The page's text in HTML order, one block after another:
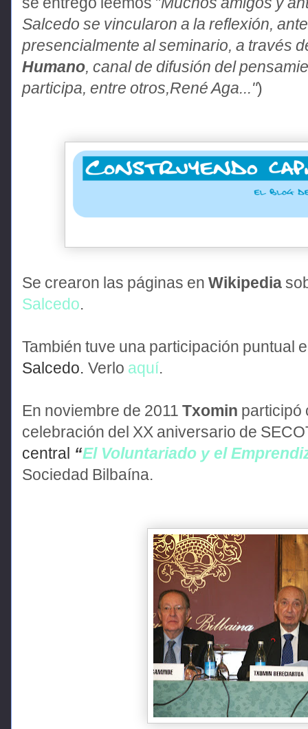
Salcedo se vincularon a la reflexión,
presencialmente al seminario, a través
Humano, canal de difusión del
participa, entre otros,René Aga...")
Se crearon las páginas en Wikipedia
Salcedo.
También tuve una participación puntual
Salcedo. Verlo aquí.
En noviembre de 2011 Txomin participó
celebración del XX aniversario de
central “El Voluntariado y el
Sociedad Bilbaína.